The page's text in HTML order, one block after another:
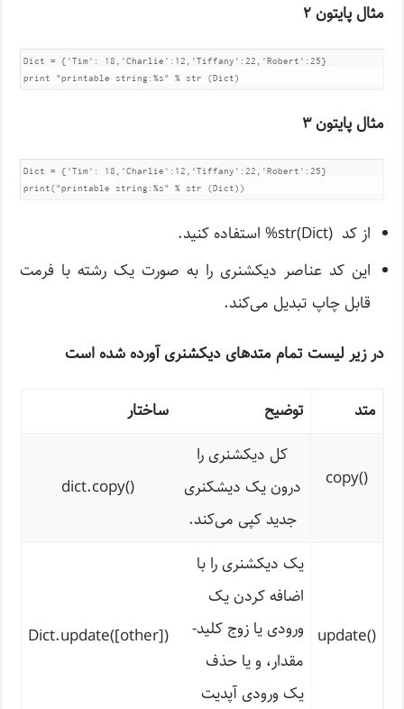
مثال پایتون ۲
Dict = {'Tim': 18,'Charlie':12,'Tiffany':22,'Robert':25}
print "printable string:%s" % str (Dict)
مثال پایتون ۳
Dict = {'Tim': 18,'Charlie':12,'Tiffany':22,'Robert':25}
print("printable string:%s" % str (Dict))
از کد (str(Dict% استفاده کنید.
این کد عناصر دیکشنری را به صورت یک رشته با فرمت
قابل چاپ تبدیل می‌کند.
در زیر لیست تمام متدهای دیکشنری آورده شده است
متد توضیح ساختار
()
copy
کل دیکشنری را
درون یک دیشکنری
جدید کپی می‌کند.
()
dict.copy
()
update
یک دیکشنری را با
اضافه کردن یک
ورودی یا زوج کلید-
مقدار، و یا حذف
یک ورودی آپدیت
Dict.update([other])